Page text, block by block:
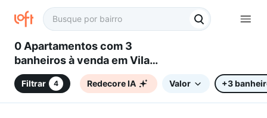
0 Apartamentos com 3
banheiros à venda em Vila
Castelo Branco, Campinas, SP
Filtrar 4 Redecore IA Valor +3